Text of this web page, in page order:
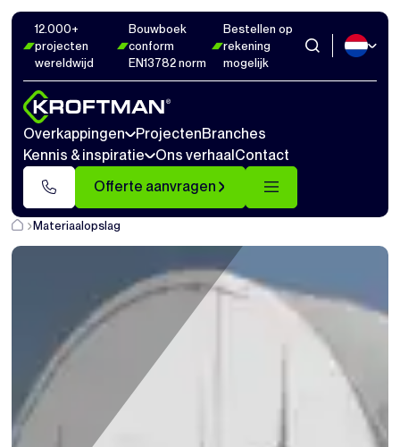
12.000+
projecten
wereldwijd
Bouwboek
conform
EN13782 norm
Bestellen op
rekening
mogelijk
Overkappingen ProjectenBranches
Kennis & inspiratie
Ons verhaalContact
Offerte aanvragen
Materiaalopslag